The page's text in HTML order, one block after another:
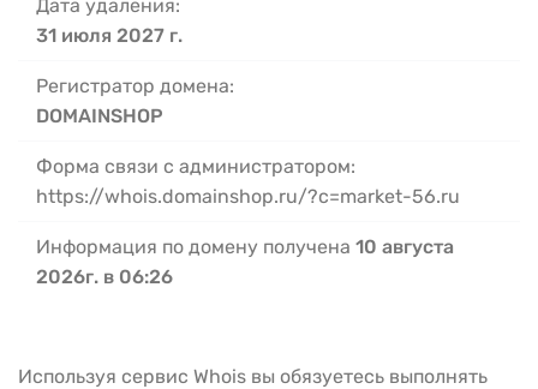
Дата удаления:
31 июля 2027 г.
Регистратор домена:
DOMAINSHOP
Форма связи с администратором:
https://whois.domainshop.ru/?c=market-56.ru
Информация по домену получена 10 августа
2026г. в 06:26
Используя сервис Whois вы обязуетесь выполнять